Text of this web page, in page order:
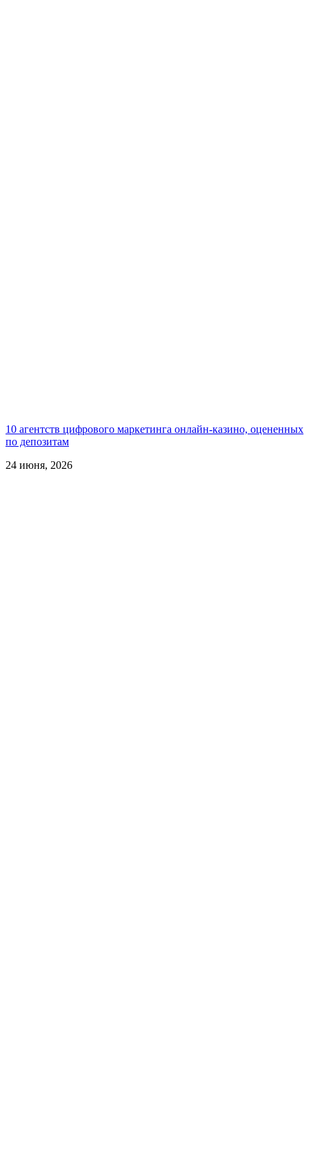
10 агентств цифрового маркетинга онлайн-казино, оцененных
по депозитам
24 июня, 2026